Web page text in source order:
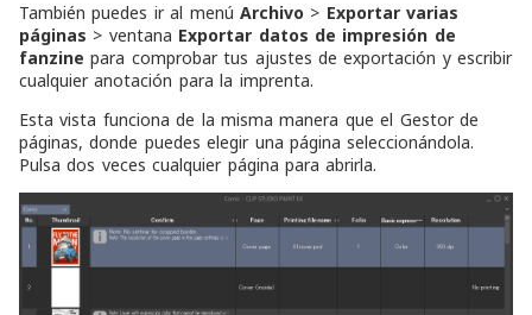
También puedes ir al menú Archivo > Exportar varias
páginas > ventana Exportar datos de impresión de
fanzine para comprobar tus ajustes de exportación y escribir
cualquier anotación para la imprenta.
Esta vista funciona de la misma manera que el Gestor de
páginas, donde puedes elegir una página seleccionándola.
Pulsa dos veces cualquier página para abrirla.